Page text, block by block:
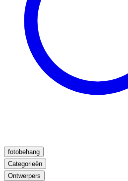
fotobehang
Categorieën
Ontwerpers